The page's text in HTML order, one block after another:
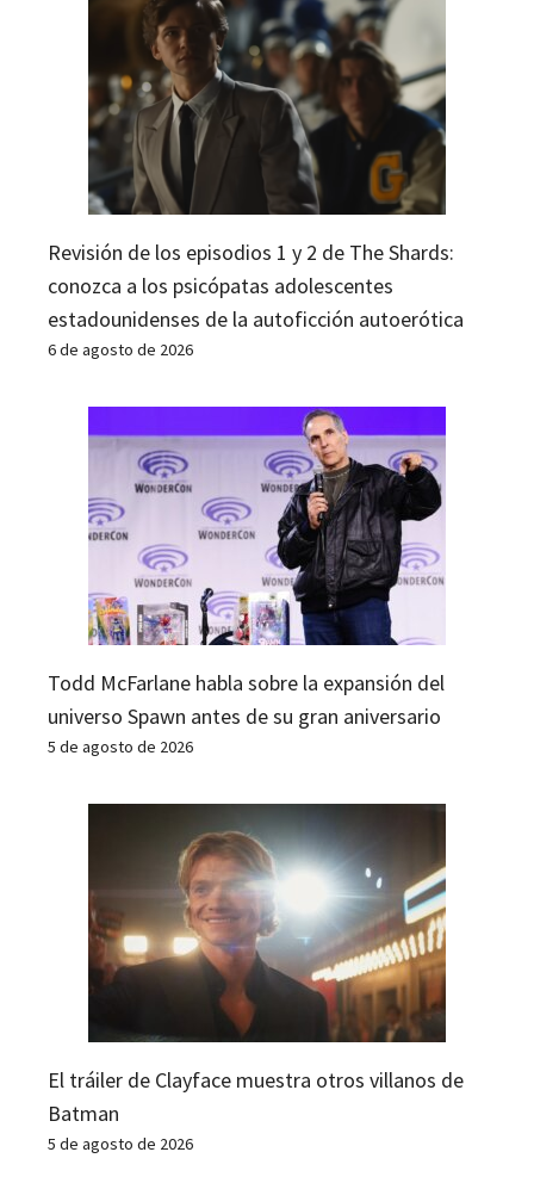
Revisión de los episodios 1 y 2 de The Shards:
conozca a los psicópatas adolescentes
estadounidenses de la autoficción autoerótica
6 de agosto de 2026
Todd McFarlane habla sobre la expansión del
universo Spawn antes de su gran aniversario
5 de agosto de 2026
El tráiler de Clayface muestra otros villanos de
Batman
5 de agosto de 2026